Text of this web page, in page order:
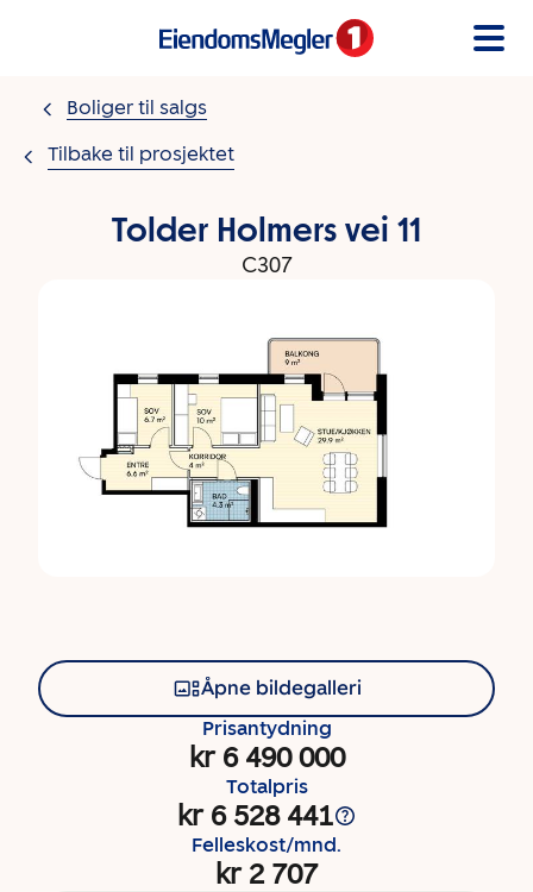
Boliger til salgs
Tilbake til prosjektet
Tolder Holmers vei 11
C307
Åpne bildegalleri
Prisantydning
kr 6 490 000
Totalpris
kr 6 528 441
Felleskost/mnd.
kr 2 707